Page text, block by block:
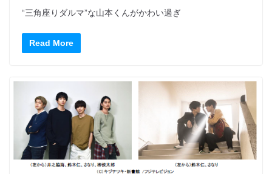
“三角座りダルマ”な山本くんがかわい過ぎ
Read More